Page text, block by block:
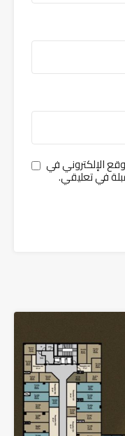
الإلكتروني في
في تعليقي.